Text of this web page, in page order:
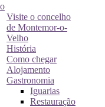
Visite o concelho
de Montemor-o-
Velho
História
Como chegar
Alojamento
Gastronomia
Iguarias
Restauração